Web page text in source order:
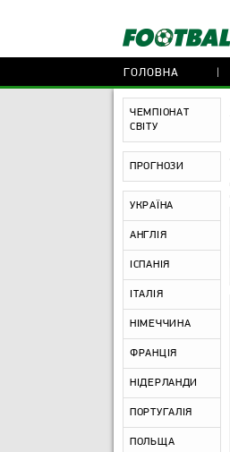
ГОЛОВНА
ЧЕМПІОНАТ
СВІТУ
ПРОГНОЗИ
УКРАЇНА
АНГЛІЯ
ІСПАНІЯ
ІТАЛІЯ
НІМЕЧЧИНА
ФРАНЦІЯ
НІДЕРЛАНДИ
ПОРТУГАЛІЯ
ПОЛЬЩА